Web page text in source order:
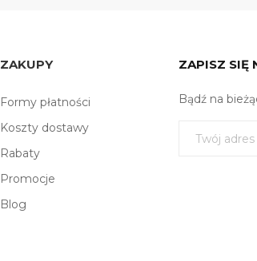
ZAKUPY
Formy płatności
Koszty dostawy
Rabaty
Promocje
Blog
ZAPISZ SIĘ
Bądź na